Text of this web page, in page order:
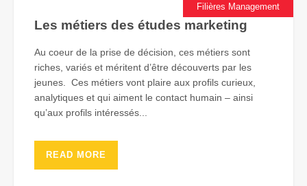
Filières Management
Les métiers des études marketing
Au coeur de la prise de décision, ces métiers sont
riches, variés et méritent d’être découverts par les
jeunes. Ces métiers vont plaire aux profils curieux,
analytiques et qui aiment le contact humain – ainsi
qu’aux profils intéressés...
READ MORE